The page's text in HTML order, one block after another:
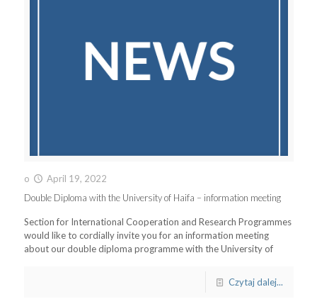
o
April 19, 2022
Double Diploma with the University of Haifa – information meeting
Section for International Cooperation and Research Programmes
would like to cordially invite you for an information meeting
about our double diploma programme with the University of
Czytaj dalej...